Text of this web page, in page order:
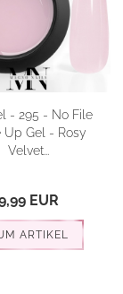
- 295 - No File
Up Gel - Rosy
Velvet...
EUR
ARTIKEL